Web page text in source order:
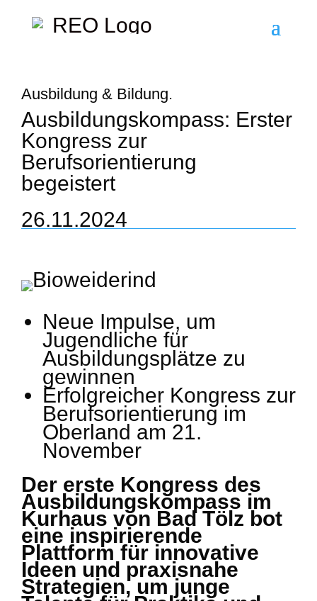
Ausbildung & Bildung.
Ausbildungskompass: Erster
Kongress zur
Berufsorientierung
begeistert
26.11.2024
Neue Impulse, um
Jugendliche für
Ausbildungsplätze zu
gewinnen
Erfolgreicher Kongress zur
Berufsorientierung im
Oberland am 21.
November
Der erste Kongress des
Ausbildungskompass im
Kurhaus von Bad Tölz bot
eine inspirierende
Plattform für innovative
Ideen und praxisnahe
Strategien, um junge